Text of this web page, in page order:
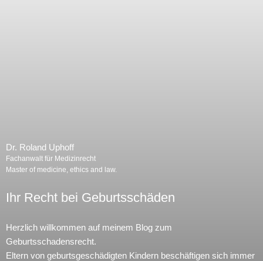
Dr. Roland Uphoff
Fachanwalt für Medizinrecht
Master of medicine, ethics and law.
Ihr Recht bei Geburtsschäden
Herzlich willkommen auf meinem Blog zum
Geburtsschadensrecht.
Eltern von geburtsgeschädigten Kindern beschäftigen sich immer